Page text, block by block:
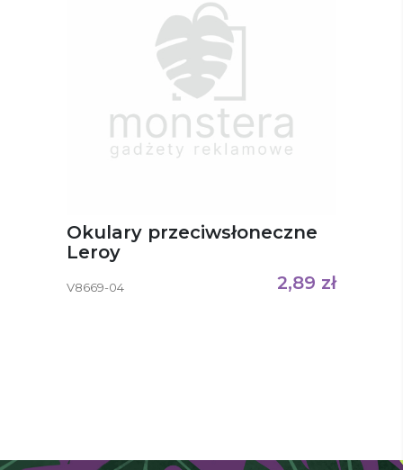
Okulary przeciwsłoneczne
Leroy
V8669-04 2,89 zł